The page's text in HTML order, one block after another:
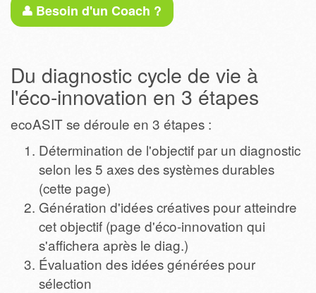
Besoin d'un Coach ?
Du diagnostic cycle de vie à
l'éco-innovation en 3 étapes
ecoASIT se déroule en 3 étapes :
Détermination de l'objectif par un diagnostic
selon les 5 axes des systèmes durables
(cette page)
Génération d'idées créatives pour atteindre
cet objectif (page d'éco-innovation qui
s'affichera après le diag.)
Évaluation des idées générées pour
sélection